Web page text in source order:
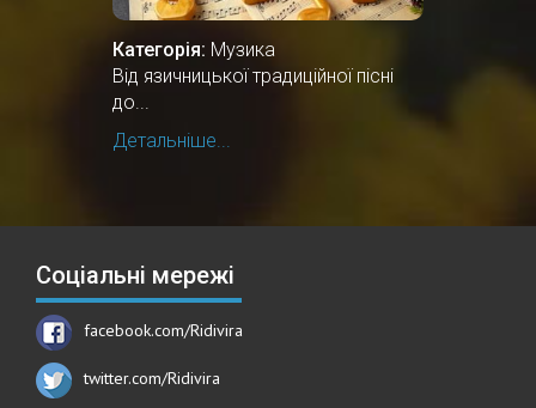
Категорія: Музика
Від язичницької традиційної пісні
до...
Детальніше...
Соціальні мережі
facebook.com/Ridivira
twitter.com/Ridivira